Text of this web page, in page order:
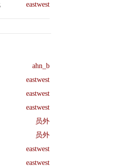
eastwest
ahn_b
eastwest
eastwest
eastwest
员外
员外
eastwest
eastwest